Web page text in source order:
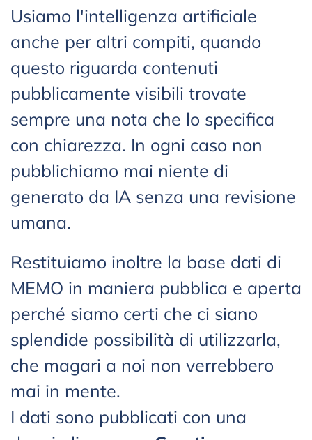
Usiamo l'intelligenza artificiale
anche per altri compiti, quando
questo riguarda contenuti
pubblicamente visibili trovate
sempre una nota che lo specifica
con chiarezza. In ogni caso non
pubblichiamo mai niente di
generato da IA senza una revisione
umana.
Restituiamo inoltre la base dati di
MEMO in maniera pubblica e aperta
perché siamo certi che ci siano
splendide possibilità di utilizzarla,
che magari a noi non verrebbero
mai in mente.
I dati sono pubblicati con una